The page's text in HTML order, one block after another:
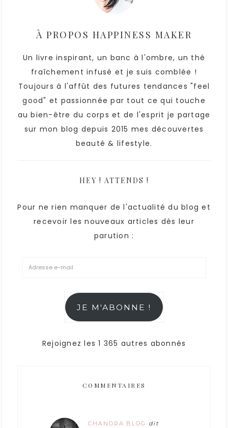
À PROPOS HAPPINESS MAKER
Un livre inspirant, un banc à l'ombre, un thé
fraîchement infusé et je suis comblée !
Toujours à l'affût des futures tendances "feel
good" et passionnée par tout ce qui touche
au bien-être du corps et de l'esprit je partage
sur mon blog depuis 2015 mes découvertes
beauté & lifestyle.
HEY ! ATTENDS !
Pour ne rien manquer de l'actualité du blog et
recevoir les nouveaux articles dès leur
parution :
JE M'ABONNE !
Rejoignez les 1 365 autres abonnés
COMMENTAIRES
CHANORA.BLOG dit